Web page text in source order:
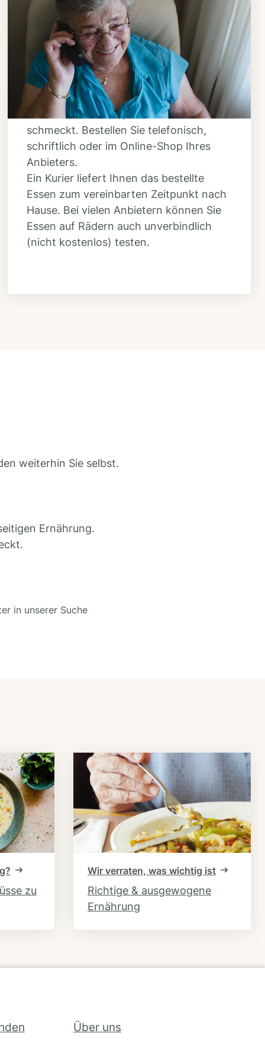
Schritt 3
Bestellen & liefern
lassen
Suchen Sie sich aus dem Speiseplan
Ihres Anbieters aus, was Ihnen
schmeckt. Bestellen Sie telefonisch,
schriftlich oder im Online-Shop Ihres
Anbieters.
Ein Kurier liefert Ihnen das bestellte
Essen zum vereinbarten Zeitpunkt nach
Hause. Bei vielen Anbietern können Sie
Essen auf Rädern auch unverbindlich
(nicht kostenlos) testen.
weiterhin Sie selbst.
Ernährung.
in unserer Suche
zu
Wir verraten, was wichtig ist
Richtige & ausgewogene
Ernährung
Über uns